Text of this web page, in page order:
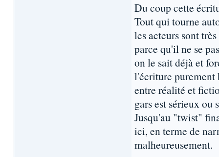
Du coup cette
Tout qui tourne
les acteurs sont
parce qu'il ne se
on le sait déjà et
l'écriture
entre réalité et
gars est sérieux ou
Jusqu'au "twist"
ici, en terme de
malheureusement.